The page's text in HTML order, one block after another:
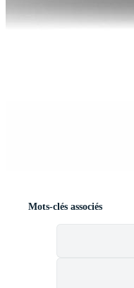
Mots-clés associés